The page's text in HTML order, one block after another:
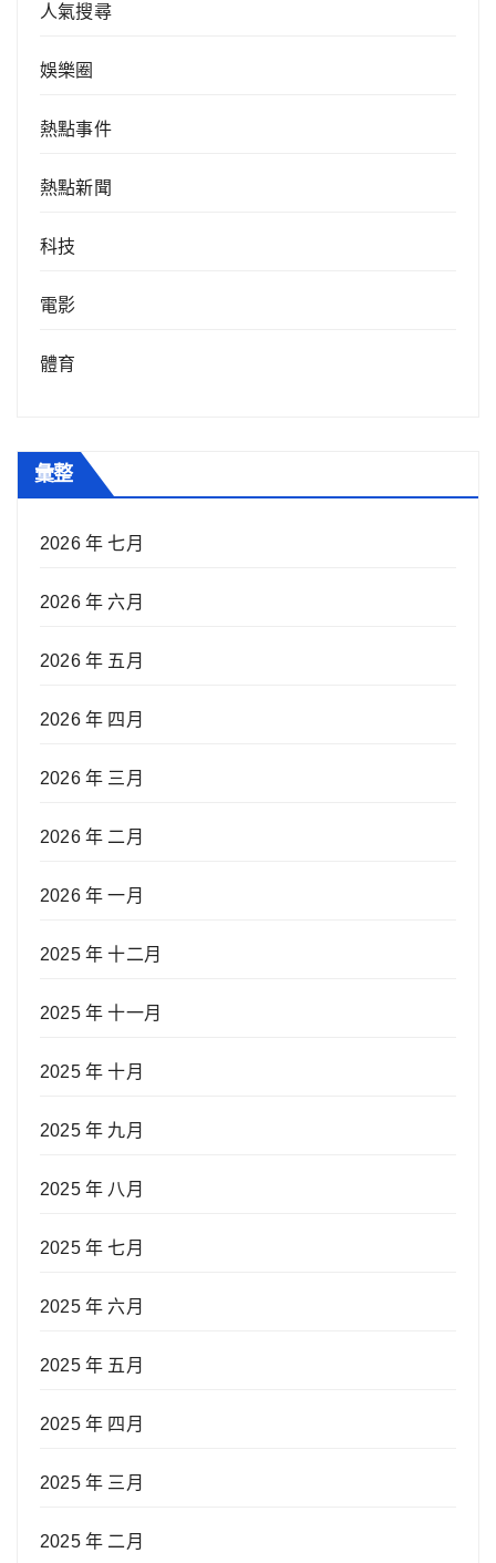
人氣搜尋
娛樂圈
熱點事件
熱點新聞
科技
電影
體育
彙整
2026 年 七月
2026 年 六月
2026 年 五月
2026 年 四月
2026 年 三月
2026 年 二月
2026 年 一月
2025 年 十二月
2025 年 十一月
2025 年 十月
2025 年 九月
2025 年 八月
2025 年 七月
2025 年 六月
2025 年 五月
2025 年 四月
2025 年 三月
2025 年 二月